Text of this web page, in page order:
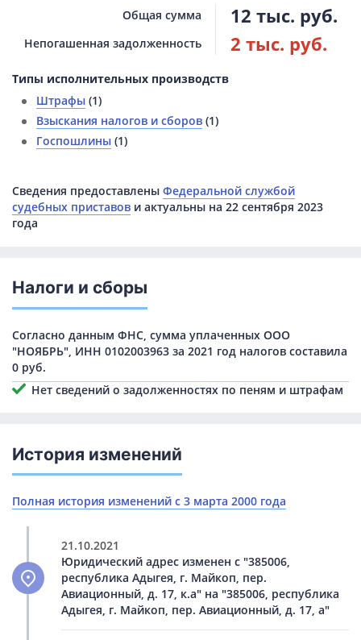
Общая сумма
Непогашенная задолженность
12 тыс. руб.
2 тыс. руб.
Типы исполнительных производств
Штрафы (1)
Взыскания налогов и сборов (1)
Госпошлины (1)
Сведения предоставлены Федеральной службой
судебных приставов и актуальны на 22 сентября 2023
года
Налоги и сборы
Согласно данным ФНС, сумма уплаченных ООО
"НОЯБРЬ", ИНН 0102003963 за 2021 год налогов составила
0 руб.
Нет сведений о задолженностях по пеням и штрафам
История изменений
Полная история изменений с 3 марта 2000 года
21.10.2021
Юридический адрес изменен с "385006,
республика Адыгея, г. Майкоп, пер.
Авиационный, д. 17, к.а" на "385006, республика
Адыгея, г. Майкоп, пер. Авиационный, д. 17, а"